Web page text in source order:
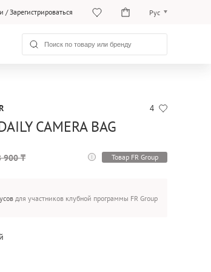
/Зарегистрироваться Рус
Қаз
4
CAMERA BAG
900 ₸ Товар FR Group
для участников клубной программы FR Group